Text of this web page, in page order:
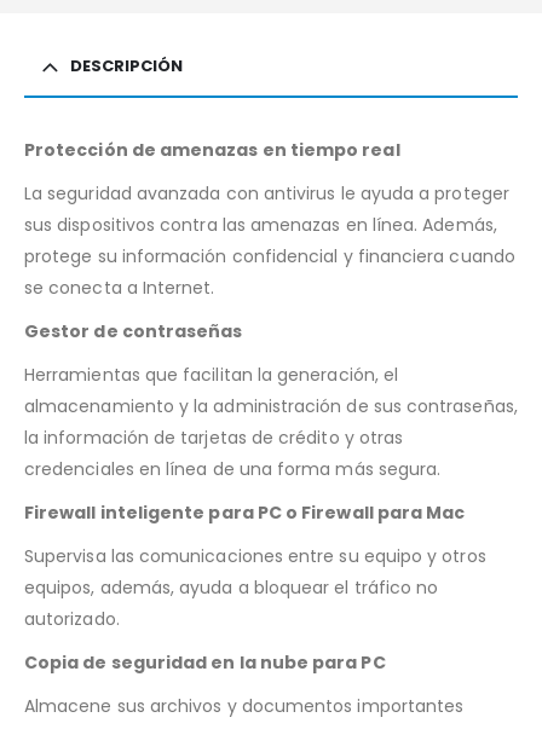
DESCRIPCIÓN
Protección de amenazas en tiempo real
La seguridad avanzada con antivirus le ayuda a proteger
sus dispositivos contra las amenazas en línea. Además,
protege su información confidencial y financiera cuando
se conecta a Internet.
Gestor de contraseñas
Herramientas que facilitan la generación, el
almacenamiento y la administración de sus contraseñas,
la información de tarjetas de crédito y otras
credenciales en línea de una forma más segura.
Firewall inteligente para PC o Firewall para Mac
Supervisa las comunicaciones entre su equipo y otros
equipos, además, ayuda a bloquear el tráfico no
autorizado.
Copia de seguridad en la nube para PC
Almacene sus archivos y documentos importantes